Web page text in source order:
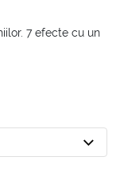
7 efecte cu un